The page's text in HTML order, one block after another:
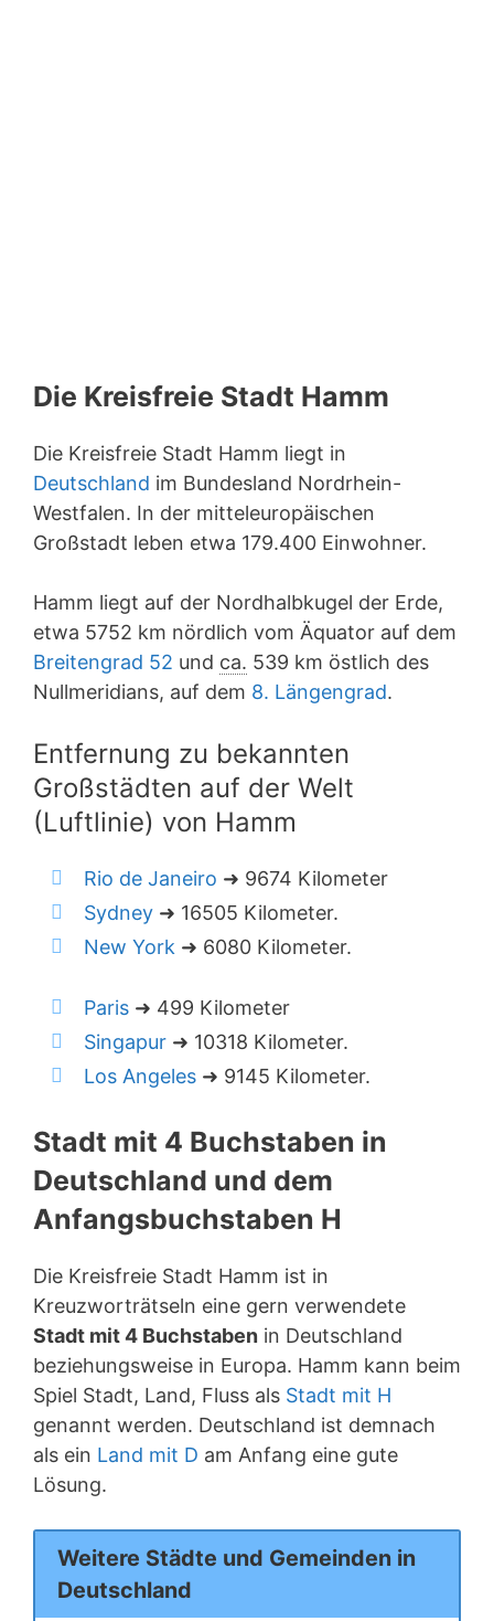
Die Kreisfreie Stadt Hamm
Die Kreisfreie Stadt Hamm liegt in
Deutschland im Bundesland Nordrhein-
Westfalen. In der mitteleuropäischen
Großstadt leben etwa 179.400 Einwohner.
Hamm liegt auf der Nordhalbkugel der Erde,
etwa 5752 km nördlich vom Äquator auf dem
Breitengrad 52 und ca. 539 km östlich des
Nullmeridians, auf dem 8. Längengrad.
Entfernung zu bekannten
Großstädten auf der Welt
(Luftlinie) von Hamm
Rio de Janeiro ➜ 9674 Kilometer
Sydney ➜ 16505 Kilometer.
New York ➜ 6080 Kilometer.
Paris ➜ 499 Kilometer
Singapur ➜ 10318 Kilometer.
Los Angeles ➜ 9145 Kilometer.
Stadt mit 4 Buchstaben in
Deutschland und dem
Anfangsbuchstaben H
Die Kreisfreie Stadt Hamm ist in
Kreuzworträtseln eine gern verwendete
Stadt mit 4 Buchstaben in Deutschland
beziehungsweise in Europa. Hamm kann beim
Spiel Stadt, Land, Fluss als Stadt mit H
genannt werden. Deutschland ist demnach
als ein Land mit D am Anfang eine gute
Lösung.
Weitere Städte und Gemeinden in
Deutschland